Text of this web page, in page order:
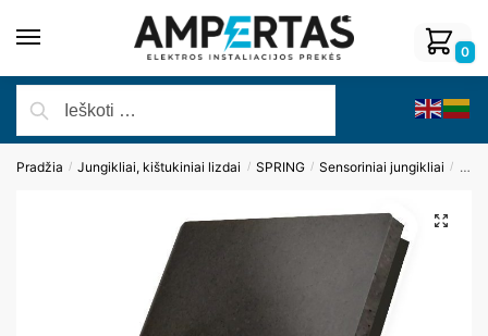
0
Pradžia / Jungikliai, kištukiniai lizdai / SPRING / Sensoriniai jungikliai /